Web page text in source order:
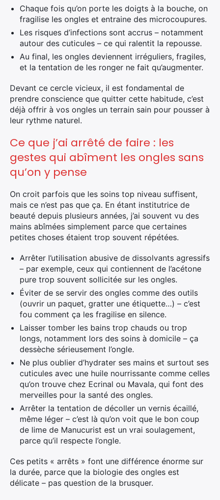
Chaque fois qu’on porte les doigts à la bouche, on
fragilise les ongles et entraine des microcoupures.
Les risques d’infections sont accrus – notamment
autour des cuticules – ce qui ralentit la repousse.
Au final, les ongles deviennent irréguliers, fragiles,
et la tentation de les ronger ne fait qu’augmenter.
Devant ce cercle vicieux, il est fondamental de
prendre conscience que quitter cette habitude, c’est
déjà offrir à vos ongles un terrain sain pour pousser à
leur rythme naturel.
Ce que j’ai arrêté de faire : les
gestes qui abîment les ongles sans
qu’on y pense
On croit parfois que les soins top niveau suffisent,
mais ce n’est pas que ça. En étant institutrice de
beauté depuis plusieurs années, j’ai souvent vu des
mains abîmées simplement parce que certaines
petites choses étaient trop souvent répétées.
Arrêter l’utilisation abusive de dissolvants agressifs
– par exemple, ceux qui contiennent de l’acétone
pure trop souvent sollicitée sur les ongles.
Éviter de se servir des ongles comme des outils
(ouvrir un paquet, gratter une étiquette…) – c’est
fou comment ça les fragilise en silence.
Laisser tomber les bains trop chauds ou trop
longs, notamment lors des soins à domicile – ça
dessèche sérieusement l’ongle.
Ne plus oublier d’hydrater ses mains et surtout ses
cuticules avec une huile nourrissante comme celles
qu’on trouve chez Ecrinal ou Mavala, qui font des
merveilles pour la santé des ongles.
Arrêter la tentation de décoller un vernis écaillé,
même léger – c’est là qu’on voit que le bon coup
de lime de Manucurist est un vrai soulagement,
parce qu’il respecte l’ongle.
Ces petits « arrêts » font une différence énorme sur
la durée, parce que la biologie des ongles est
délicate – pas question de la brusquer.